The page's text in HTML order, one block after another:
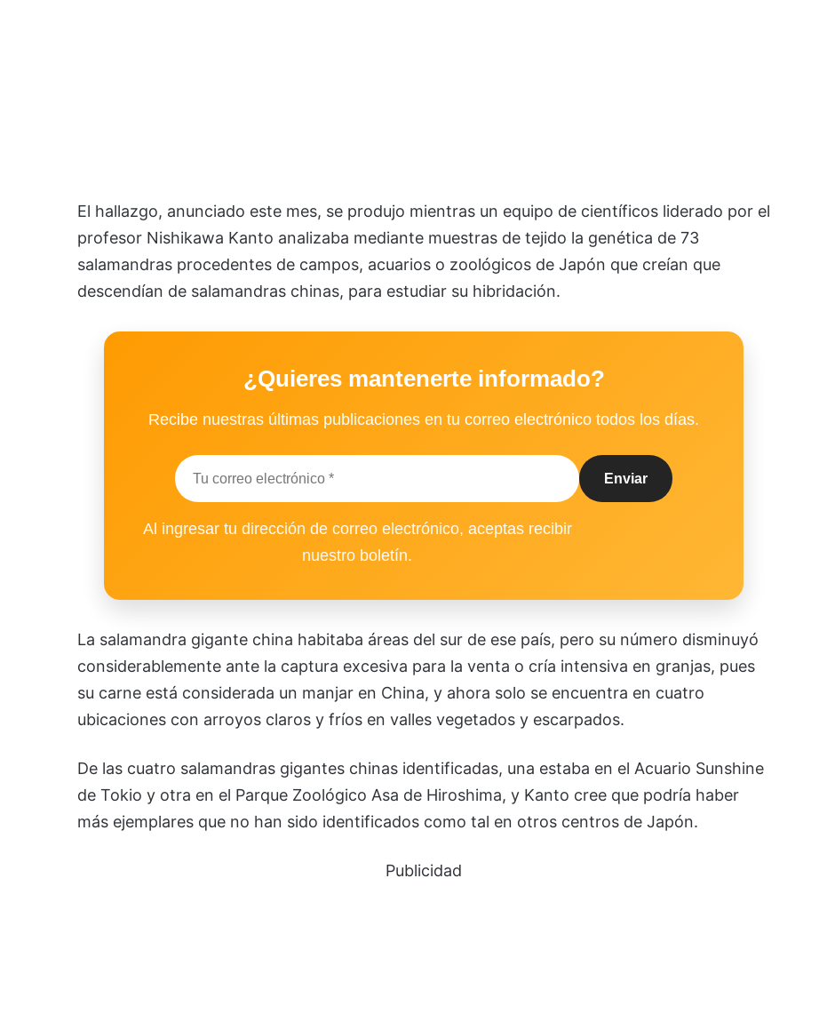
El hallazgo, anunciado este mes, se produjo mientras un equipo de científicos liderado por el
profesor Nishikawa Kanto analizaba mediante muestras de tejido la genética de 73
salamandras procedentes de campos, acuarios o zoológicos de Japón que creían que
descendían de salamandras chinas, para estudiar su hibridación.
¿Quieres mantenerte informado?
Recibe nuestras últimas publicaciones en tu correo electrónico todos los días.
Al ingresar tu dirección de correo electrónico, aceptas recibir
nuestro boletín.
La salamandra gigante china habitaba áreas del sur de ese país, pero su número disminuyó
considerablemente ante la captura excesiva para la venta o cría intensiva en granjas, pues
su carne está considerada un manjar en China, y ahora solo se encuentra en cuatro
ubicaciones con arroyos claros y fríos en valles vegetados y escarpados.
De las cuatro salamandras gigantes chinas identificadas, una estaba en el Acuario Sunshine
de Tokio y otra en el Parque Zoológico Asa de Hiroshima, y Kanto cree que podría haber
más ejemplares que no han sido identificados como tal en otros centros de Japón.
Publicidad